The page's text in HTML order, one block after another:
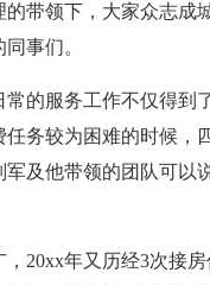
带领下，大家众志成
事们。
的服务工作不仅得到
务较为困难的时候，
及他带领的团队可以
20xx年又历经3次接